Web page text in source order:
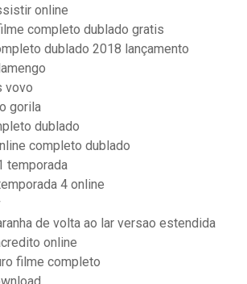
online
completo dublado gratis
dublado 2018 lançamento
vovo
gorila
dublado
completo dublado
temporada
4 online
de volta ao lar versao estendida
online
filme completo